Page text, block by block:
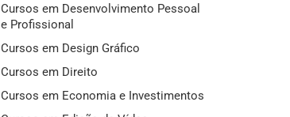
Cursos em Desenvolvimento Pessoal
e Profissional
Cursos em Design Gráfico
Cursos em Direito
Cursos em Economia e Investimentos